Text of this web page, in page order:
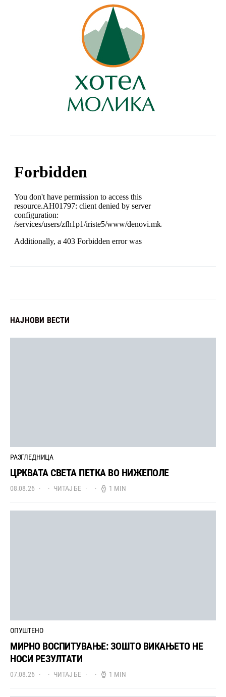
НАЈНОВИ ВЕСТИ
РАЗГЛЕДНИЦА
ЦРКВАТА СВЕТА ПЕТКА ВО НИЖЕПОЛЕ
08.08.26 ЧИТАЈ БЕ 1 MIN
ОПУШТЕНО
МИРНО ВОСПИТУВАЊЕ: ЗОШТО ВИКАЊЕТО НЕ
НОСИ РЕЗУЛТАТИ
07.08.26 ЧИТАЈ БЕ 1 MIN